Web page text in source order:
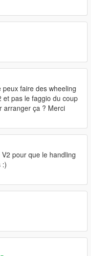
faire des wheeling
et pas le faggio du coup
arranger ça ? Merci
pour que le handling
:)